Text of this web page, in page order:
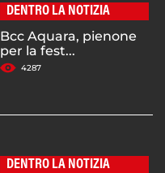
DENTRO LA NOTIZIA
Bcc Aquara, pienone
per la fest...
4287
DENTRO LA NOTIZIA